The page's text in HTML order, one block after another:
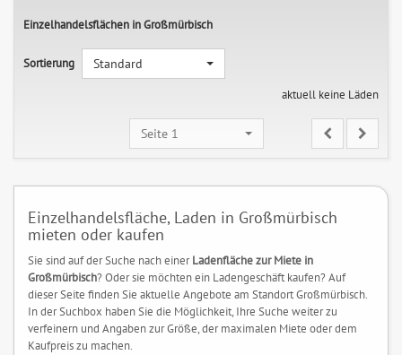
Einzelhandelsflächen in Großmürbisch
Sortierung
Standard
aktuell keine Läden
Seite 1
Einzelhandelsfläche, Laden in Großmürbisch
mieten oder kaufen
Sie sind auf der Suche nach einerLadenfläche zur Miete in
Großmürbisch? Oder sie möchten ein Ladengeschäft kaufen? Auf
dieser Seite finden Sie aktuelle Angebote am Standort Großmürbisch.
In der Suchbox haben Sie die Möglichkeit, Ihre Suche weiter zu
verfeinern und Angaben zur Größe, der maximalen Miete oder dem
Kaufpreis zu machen.